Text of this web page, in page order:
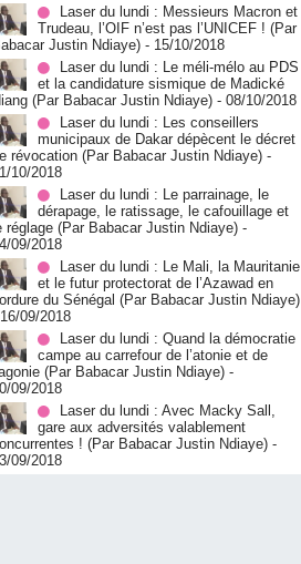
Laser du lundi : Messieurs Macron et
Trudeau, l’OIF n’est pas l’UNICEF ! (Par
Justin Ndiaye) - 15/10/2018
Laser du lundi : Le méli-mélo au PDS
et la candidature sismique de Madické
(Par Babacar Justin Ndiaye) - 08/10/2018
Laser du lundi : Les conseillers
municipaux de Dakar dépècent le décret
révocation (Par Babacar Justin Ndiaye) -
10/2018
Laser du lundi : Le parrainage, le
dérapage, le ratissage, le cafouillage et
réglage (Par Babacar Justin Ndiaye) -
09/2018
Laser du lundi : Le Mali, la Mauritanie
et le futur protectorat de l’Azawad en
du Sénégal (Par Babacar Justin Ndiaye)
09/2018
Laser du lundi : Quand la démocratie
campe au carrefour de l’atonie et de
(Par Babacar Justin Ndiaye) -
09/2018
Laser du lundi : Avec Macky Sall,
gare aux adversités valablement
! (Par Babacar Justin Ndiaye) -
09/2018